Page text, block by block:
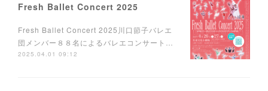
Fresh Ballet Concert 2025
Fresh Ballet Concert 2025川口節子バレエ
団メンバー８８名によるバレエコンサート…
2025.04.01 09:12